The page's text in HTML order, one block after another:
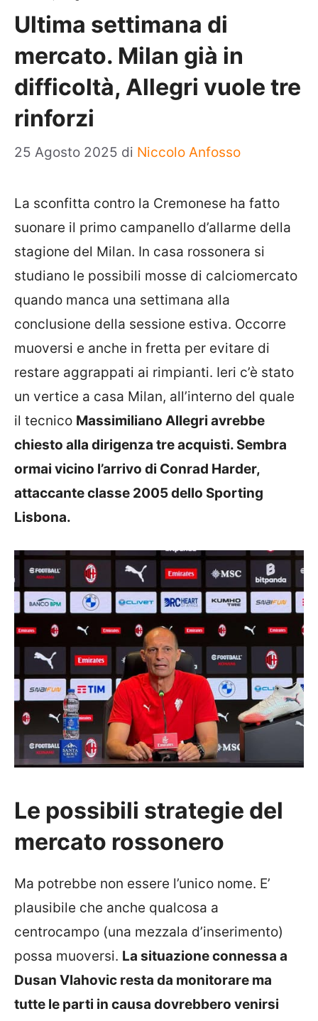
Ultima settimana di
mercato. Milan già in
difficoltà, Allegri vuole tre
rinforzi
25 Agosto 2025 di Niccolo Anfosso
La sconfitta contro la Cremonese ha fatto
suonare il primo campanello d’allarme della
stagione del Milan. In casa rossonera si
studiano le possibili mosse di calciomercato
quando manca una settimana alla
conclusione della sessione estiva. Occorre
muoversi e anche in fretta per evitare di
restare aggrappati ai rimpianti. Ieri c’è stato
un vertice a casa Milan, all’interno del quale
il tecnico Massimiliano Allegri avrebbe
chiesto alla dirigenza tre acquisti. Sembra
ormai vicino l’arrivo di Conrad Harder,
attaccante classe 2005 dello Sporting
Lisbona.
Le possibili strategie del
mercato rossonero
Ma potrebbe non essere l’unico nome. E’
plausibile che anche qualcosa a
centrocampo (una mezzala d’inserimento)
possa muoversi. La situazione connessa a
Dusan Vlahovic resta da monitorare ma
tutte le parti in causa dovrebbero venirsi